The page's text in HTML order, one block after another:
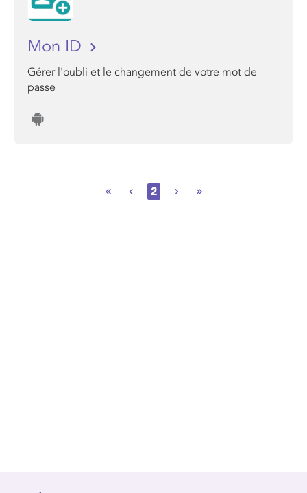
Mon ID
Gérer l'oubli et le changement de votre mot de
passe
2